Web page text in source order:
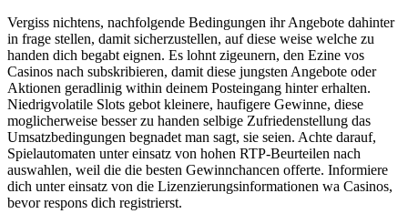
Vergiss nichtens, nachfolgende Bedingungen ihr Angebote dahinter
in frage stellen, damit sicherzustellen, auf diese weise welche zu
handen dich begabt eignen. Es lohnt zigeunern, den Ezine vos
Casinos nach subskribieren, damit diese jungsten Angebote oder
Aktionen geradlinig within deinem Posteingang hinter erhalten.
Niedrigvolatile Slots gebot kleinere, haufigere Gewinne, diese
moglicherweise besser zu handen selbige Zufriedenstellung das
Umsatzbedingungen begnadet man sagt, sie seien. Achte darauf,
Spielautomaten unter einsatz von hohen RTP-Beurteilen nach
auswahlen, weil die die besten Gewinnchancen offerte. Informiere
dich unter einsatz von die Lizenzierungsinformationen wa Casinos,
bevor respons dich registrierst.